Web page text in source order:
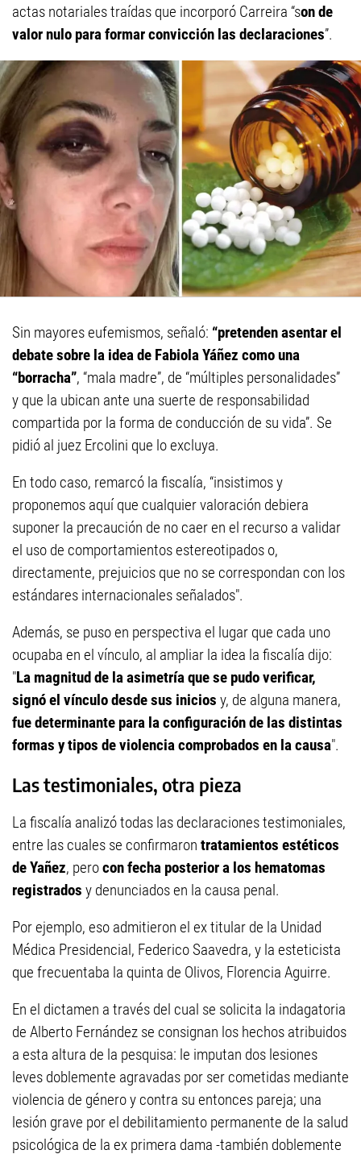
actas notariales traídas que incorporó Carreira “son de
valor nulo para formar convicción las declaraciones”.
Sin mayores eufemismos, señaló: “pretenden asentar el
debate sobre la idea de Fabiola Yáñez como una
“borracha”, “mala madre”, de “múltiples personalidades”
y que la ubican ante una suerte de responsabilidad
compartida por la forma de conducción de su vida”. Se
pidió al juez Ercolini que lo excluya.
En todo caso, remarcó la fiscalía, “insistimos y
proponemos aquí que cualquier valoración debiera
suponer la precaución de no caer en el recurso a validar
el uso de comportamientos estereotipados o,
directamente, prejuicios que no se correspondan con los
estándares internacionales señalados".
Además, se puso en perspectiva el lugar que cada uno
ocupaba en el vínculo, al ampliar la idea la fiscalía dijo:
"La magnitud de la asimetría que se pudo verificar,
signó el vínculo desde sus inicios y, de alguna manera,
fue determinante para la configuración de las distintas
formas y tipos de violencia comprobados en la causa".
Las testimoniales, otra pieza
La fiscalía analizó todas las declaraciones testimoniales,
entre las cuales se confirmaron tratamientos estéticos
de Yañez, perocon fecha posterior a los hematomas
registrados y denunciados en la causa penal.
Por ejemplo, eso admitieron el ex titular de la Unidad
Médica Presidencial, Federico Saavedra, y la esteticista
que frecuentaba la quinta de Olivos, Florencia Aguirre.
En el dictamen a través del cual se solicita la indagatoria
de Alberto Fernández se consignan los hechos atribuidos
a esta altura de la pesquisa: le imputan dos lesiones
leves doblemente agravadas por ser cometidas mediante
violencia de género y contra su entonces pareja; una
lesión grave por el debilitamiento permanente de la salud
psicológica de la ex primera dama -también doblemente